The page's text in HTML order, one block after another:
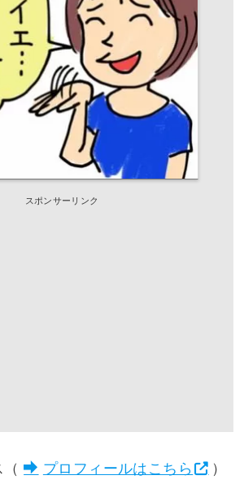
スポンサーリンク
プロフィールはこちら
）